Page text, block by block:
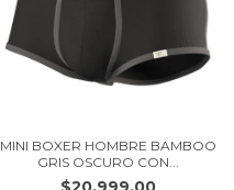
MINI BOXER HOMBRE BAMBOO
GRIS OSCURO CON...